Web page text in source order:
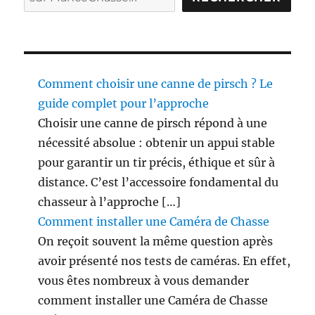
o
!
Comment choisir une canne de pirsch ? Le
guide complet pour l’approche
Choisir une canne de pirsch répond à une
nécessité absolue : obtenir un appui stable
pour garantir un tir précis, éthique et sûr à
distance. C’est l’accessoire fondamental du
chasseur à l’approche […]
Comment installer une Caméra de Chasse
On reçoit souvent la même question après
avoir présenté nos tests de caméras. En effet,
vous êtes nombreux à vous demander
comment installer une Caméra de Chasse